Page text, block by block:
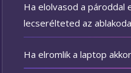
Ha elolvasod a pároddal
lecserélteted az
Ha elromlik a laptop